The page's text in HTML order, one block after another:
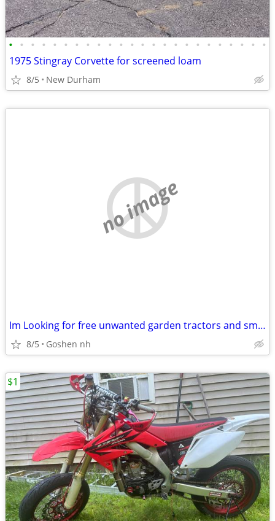
• • • • • • • • • • • • • • • • • • • • • • • •
1975 Stingray Corvette for screened loam
8/5 New Durham
no image
Im Looking for free unwanted garden tractors and small engine equipment.
8/5 Goshen nh
$1